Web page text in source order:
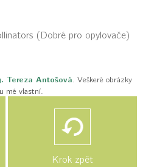
(Dobré pro opylovače)
Tereza Antošová. Veškeré obrázky
mé vlastní.
Krok zpět